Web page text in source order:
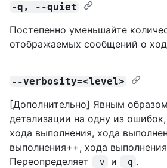
-q, --quiet
Постепенно уменьшайте
отображаемых сообщений о
--verbosity=<level>
[Дополнительно] Явным
детализации на одну из
хода выполнения, хода
выполнения++, хода
Переопределяет
-v и -q .